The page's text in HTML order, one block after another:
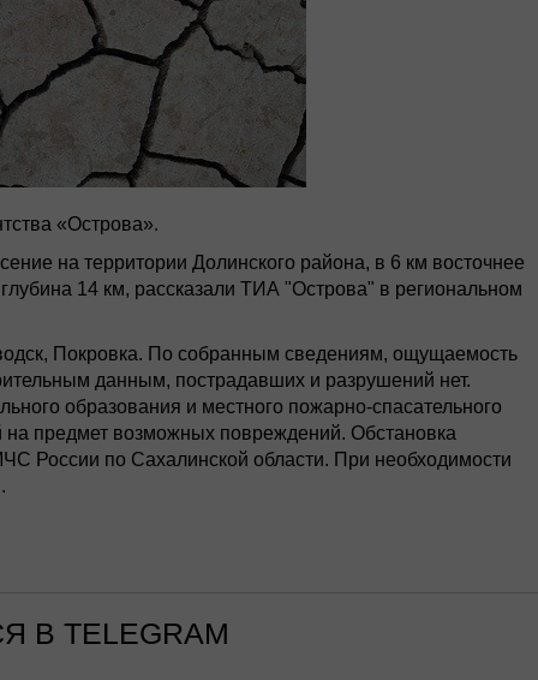
«Острова».
на территории Долинского района, в 6 км восточнее
14 км, рассказали ТИА "Острова" в региональном
Покровка. По собранным сведениям, ощущаемость
данным, пострадавших и разрушений нет.
образования и местного пожарно-спасательного
на предмет возможных повреждений. Обстановка
России по Сахалинской области. При необходимости
В TELEGRAM